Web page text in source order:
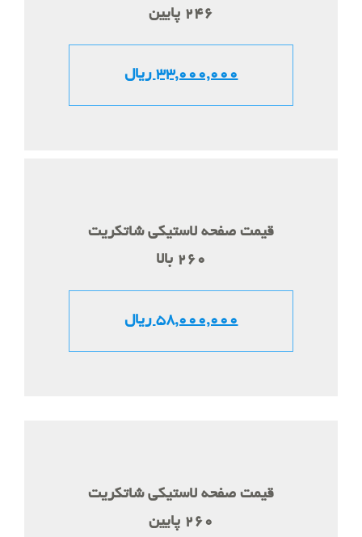
246 پایین
33,000,000 ریال
قیمت صفحه لاستیکی شاتکریت
260 بالا
58,000,000 ریال
قیمت صفحه لاستیکی شاتکریت
260 پایین